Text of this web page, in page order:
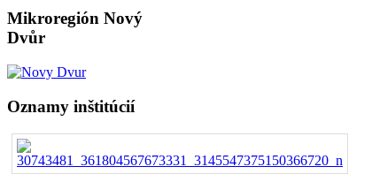
Mikroregión Nový
Dvůr
Oznamy inštitúcií